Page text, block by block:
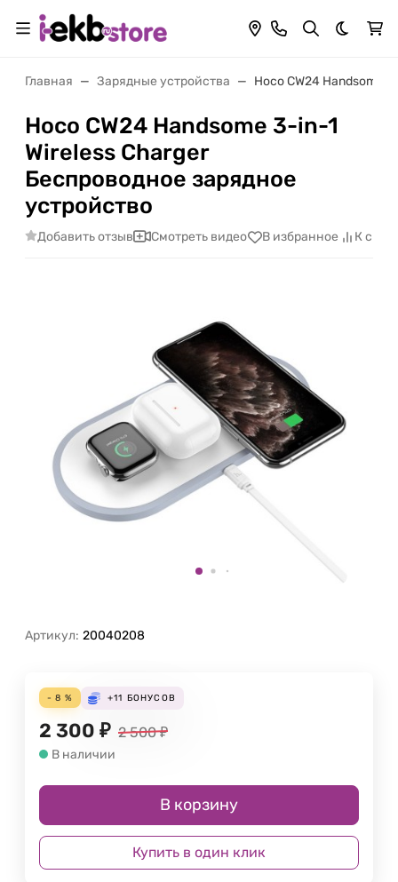
Темная
Главная Зарядные устройства Hoco CW24 Handsome
Hoco CW24 Handsome 3-in-1
Wireless Charger
Беспроводное зарядное
устройство
Добавить отзыв Смотреть видео В избранное К
Артикул: 20040208
- 8 % +11 БОНУСОВ
2 300 ₽ 2 500 ₽
В наличии
В корзину
Купить в один клик